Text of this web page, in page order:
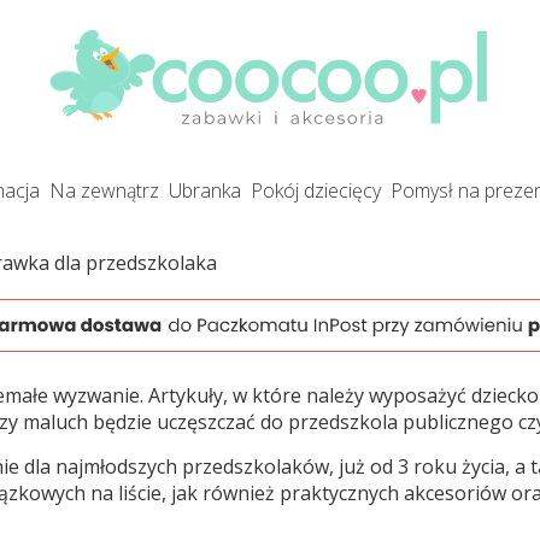
na zewnątrz ubranka pokój dziecięcy pomysł na
dla przedszkolaka
wyzwanie. Artykuły, w które należy wyposażyć
maluch będzie uczęszczać do przedszkola publicznego
dla najmłodszych przedszkolaków, już od 3 roku życia,
na liście, jak również praktycznych akcesoriów